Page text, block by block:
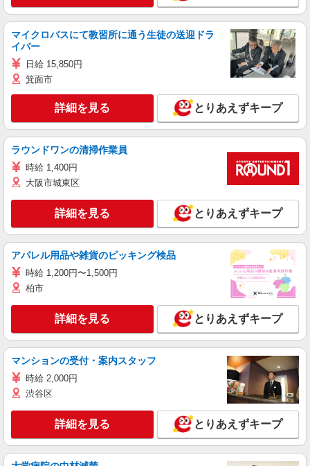
マイクロバスにて教習所に通う生徒の送迎ドラ
イバー
日給 15,850円
箕面市
詳細を見る とりあえずキープ
ラウンドワンの清掃作業員
時給 1,400円
大阪市城東区
詳細を見る とりあえずキープ
アパレル用品や雑貨のピッキング検品
時給 1,200円〜1,500円
柏市
詳細を見る とりあえずキープ
マンションの受付・案内スタッフ
時給 2,000円
渋谷区
詳細を見る とりあえずキープ